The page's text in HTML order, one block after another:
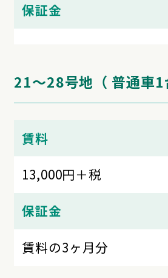
保証金
21～28号地（ 普通車1
賃料
13,000円＋税
保証金
賃料の3ヶ月分